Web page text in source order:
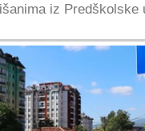
iz Predškolske